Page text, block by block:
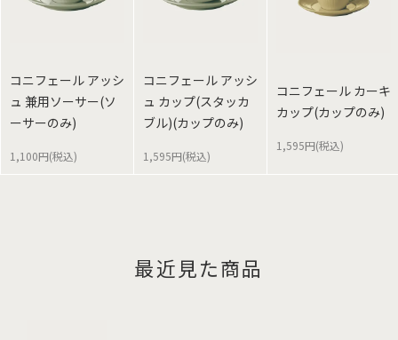
コニフェール アッシ
ュ 兼用ソーサー(ソ
ーサーのみ)
1,100円(税込)
コニフェール アッシ
ュ カップ(スタッカ
ブル)(カップのみ)
1,595円(税込)
コニフェール カーキ
カップ(カップのみ)
1,595円(税込)
最近見た商品